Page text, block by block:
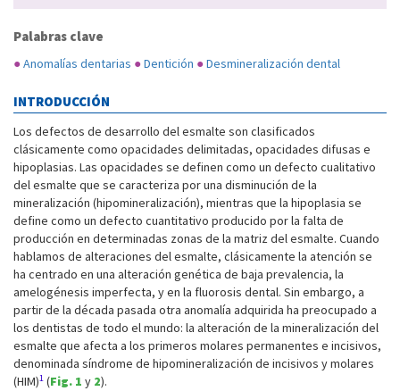
Palabras clave
●Anomalías dentarias ●Dentición ●Desmineralización dental
INTRODUCCIÓN
Los defectos de desarrollo del esmalte son clasificados
clásicamente como opacidades delimitadas, opacidades difusas e
hipoplasias. Las opacidades se definen como un defecto cualitativo
del esmalte que se caracteriza por una disminución de la
mineralización (hipomineralización), mientras que la hipoplasia se
define como un defecto cuantitativo producido por la falta de
producción en determinadas zonas de la matriz del esmalte. Cuando
hablamos de alteraciones del esmalte, clásicamente la atención se
ha centrado en una alteración genética de baja prevalencia, la
amelogénesis imperfecta, y en la fluorosis dental. Sin embargo, a
partir de la década pasada otra anomalía adquirida ha preocupado a
los dentistas de todo el mundo: la alteración de la mineralización del
esmalte que afecta a los primeros molares permanentes e incisivos,
denominada síndrome de hipomineralización de incisivos y molares
(HIM)1 (Fig. 1 y 2).